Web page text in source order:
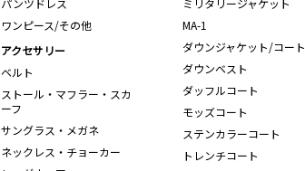
パンツドレス
ワンピース/その他
ミリタリージャケット
MA-1
ダウンジャケット/コート
ダウンベスト
ダッフルコート
モッズコート
ステンカラーコート
トレンチコート
アクセサリー
ベルト
ストール・マフラー・スカ
ーフ
サングラス・メガネ
ネックレス・チョーカー